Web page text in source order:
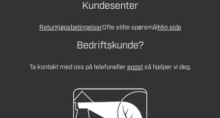
Kundesenter
ReturKjøpsbetingelserOfte stilte spørsmålMin side
Bedriftskunde?
Ta kontakt med oss på telefonellerepostså hjelper vi deg.